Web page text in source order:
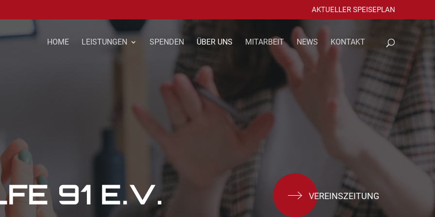
AKTUELLER SPEISEPLAN
HOME LEISTUNGEN SPENDEN ÜBER UNS MITARBEIT NEWS KONTAKT
91 E.V. VEREINSZEITUNG